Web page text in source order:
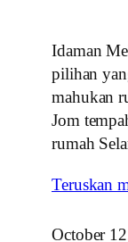
Idaman
pilihan
mahukan
Jom
rumah
Teruskan
October